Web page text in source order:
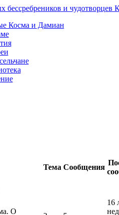
бессребреников и чудотворцев
Косма и Дамиан
Тема Сообщения
О
16